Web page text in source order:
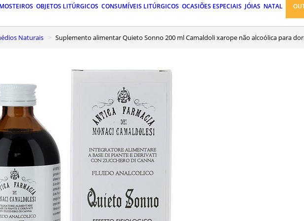
OBJETOS LITÚRGICOS CONSUMÍVEIS LITÚRGICOS OCASIÕES ESPECIAIS JÓIAS NATAL
Naturais Suplemento alimentar Quieto Sonno 200 ml Camaldoli xarope não alcoólica para